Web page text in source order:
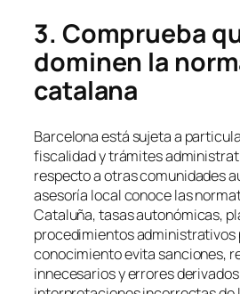
3. Comprueba
dominen la
catalana
Barcelona está sujeta a
fiscalidad y trámites
respecto a otras comunidades
asesoría local conoce las
Cataluña, tasas autonómicas,
procedimientos administrativos
conocimiento evita sanciones,
innecesarios y errores